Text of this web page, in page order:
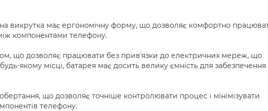
викрутка має ергономічну форму, що дозволяє комфортно
компонентами телефону.
що дозволяє працювати без привʼязки до електричних мереж, що
якому місці, батарея має досить велику ємність для забезпечення
що дозволяє точніше контролювати процес і мінімізувати
телефону.